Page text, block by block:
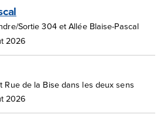
Sortie 304 et Allée Blaise-Pascal
2026
Rue de la Bise dans les deux sens
2026